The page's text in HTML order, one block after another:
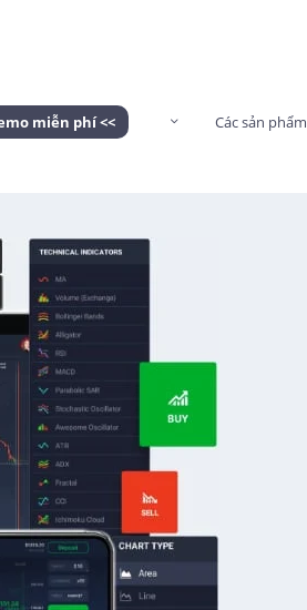
miễn phí << Các sản phẩm